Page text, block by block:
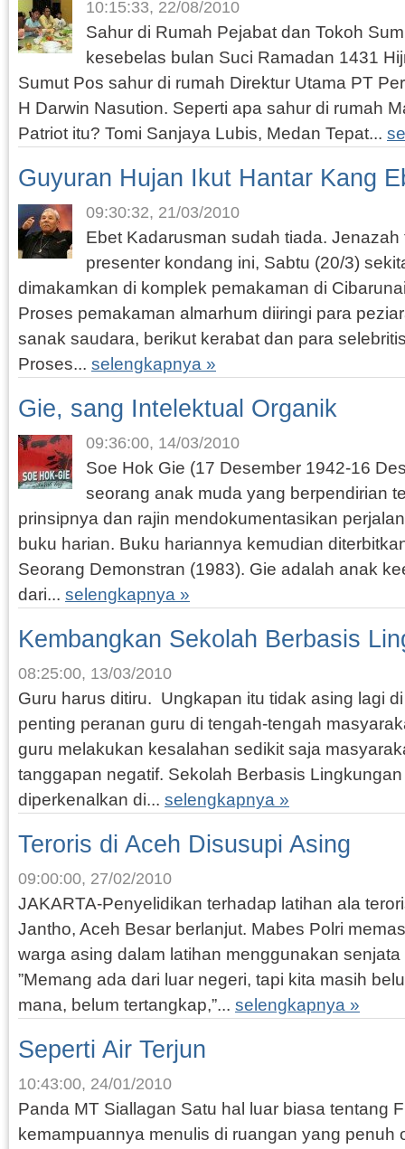
10:15:33, 22/08/2010
Sahur di Rumah Pejabat dan Tokoh
kesebelas bulan Suci Ramadan 1431
Sumut Pos sahur di rumah Direktur Utama PT
H Darwin Nasution. Seperti apa sahur di rumah
Patriot itu? Tomi Sanjaya Lubis, Medan Tepat...
Guyuran Hujan Ikut Hantar Kang
09:30:32, 21/03/2010
Ebet Kadarusman sudah tiada.
presenter kondang ini, Sabtu (20/3)
dimakamkan di komplek pemakaman di
Proses pemakaman almarhum diiringi para
sanak saudara, berikut kerabat dan para
Proses... selengkapnya »
Gie, sang Intelektual Organik
09:36:00, 14/03/2010
Soe Hok Gie (17 Desember 1942-16
seorang anak muda yang berpendirian
prinsipnya dan rajin mendokumentasikan
buku harian. Buku hariannya kemudian
Seorang Demonstran (1983). Gie adalah anak
dari... selengkapnya »
Kembangkan Sekolah Berbasis
08:25:00, 13/03/2010
Guru harus ditiru. Ungkapan itu tidak asing lagi
penting peranan guru di tengah-tengah
guru melakukan kesalahan sedikit saja
tanggapan negatif. Sekolah Berbasis
diperkenalkan di... selengkapnya »
Teroris di Aceh Disusupi Asing
09:00:00, 27/02/2010
JAKARTA-Penyelidikan terhadap latihan ala
Jantho, Aceh Besar berlanjut. Mabes Polri
warga asing dalam latihan menggunakan
”Memang ada dari luar negeri, tapi kita masih
mana, belum tertangkap,”... selengkapnya »
Seperti Air Terjun
10:43:00, 24/01/2010
Panda MT Siallagan Satu hal luar biasa tentang
kemampuannya menulis di ruangan yang penuh